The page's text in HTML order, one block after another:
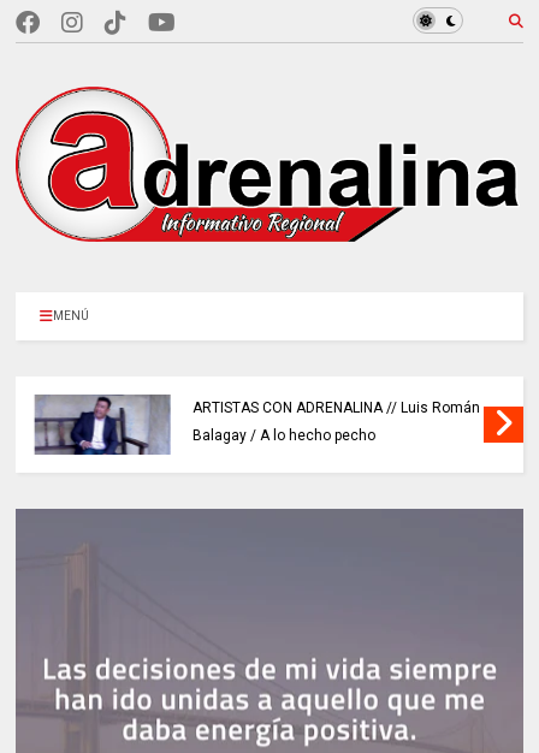
MENÚ
ARTISTAS CON ADRENALINA // Luis Román
Balagay / A lo hecho pecho